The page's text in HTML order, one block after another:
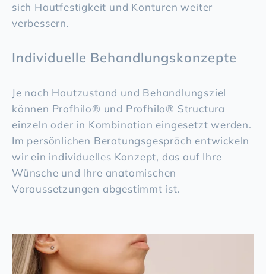
sich Hautfestigkeit und Konturen weiter
verbessern.
Individuelle Behandlungskonzepte
Je nach Hautzustand und Behandlungsziel
können Profhilo® und Profhilo® Structura
einzeln oder in Kombination eingesetzt werden.
Im persönlichen Beratungsgespräch entwickeln
wir ein individuelles Konzept, das auf Ihre
Wünsche und Ihre anatomischen
Voraussetzungen abgestimmt ist.